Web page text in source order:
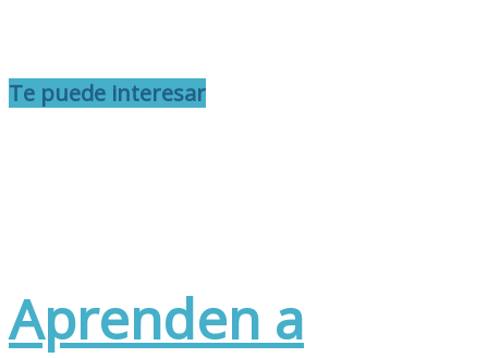
Te puede interesar
Aprenden a